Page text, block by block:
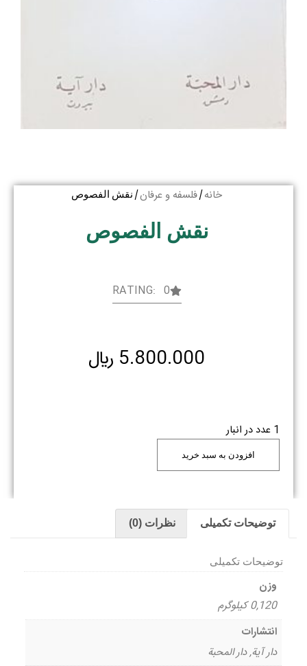
خانه/ فلسفه و عرفان/ نقش الفصوص
نقش الفصوص
RATING: 0
5.800.000 ﷼
1 عدد در انبار
افزودن به سبد خرید
توضیحات تکمیلی نظرات (0)
توضیحات تکمیلی
وزن
0,120 کیلوگرم
انتشارات
دار آیة, دار المحبة